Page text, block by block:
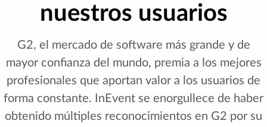
nuestros usuarios
G2, el mercado de software más grande y de
mayor confianza del mundo, premia a los mejores
profesionales que aportan valor a los usuarios de
forma constante. InEvent se enorgullece de haber
obtenido múltiples reconocimientos en G2 por su